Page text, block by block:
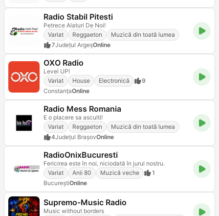
Radio Stabil Pitesti
Petrece Alaturi De Noi!
Variat
Reggaeton
Muzică din toată lumea
7Județul ArgeșOnline
OXO Radio
Level UP!
Variat
House Electronică
9
ConstanțaOnline
Radio Mess Romania
E o placere sa asculti!
Variat
Reggaeton
Muzică din toată lumea
4Județul BrașovOnline
RadioOnixBucuresti
Fericirea este în noi, niciodată în jurul nostru.
Variat
Anii 80 Muzică veche
1
BucureştiOnline
Supremo-Music Radio
Music without borders